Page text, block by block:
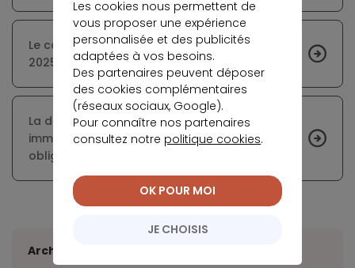
Le coût de l’accès à la propriété neuve en
2025
La déclaration d’occupation des biens
immobiliers à usage d’habitation reste
obligatoire
Archives
Les cookies nous permettent de
vous proposer une expérience
personnalisée et des publicités
adaptées à vos besoins.
Des partenaires peuvent déposer
des cookies complémentaires
(réseaux sociaux, Google).
Pour connaître nos partenaires
consultez notre politique cookies.
JE CHOISIS
OK POUR MOI